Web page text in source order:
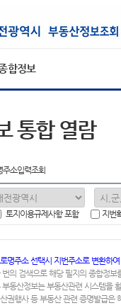
합정보
통합 열람
주소입력조회
토지이용규제사항 포함
지번
명주소 선택시 지번주소로 변환하
번의 검색으로 해당 필지의 종합정보
부동산정보는 부동산관련 시스템을
권행사 등 부동산 관련 증명발급은